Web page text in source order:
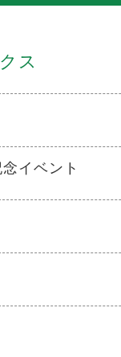
ス
イベント